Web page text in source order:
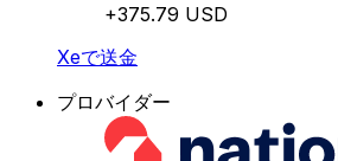
+375.79 USD
Xeで送金
プロバイダー